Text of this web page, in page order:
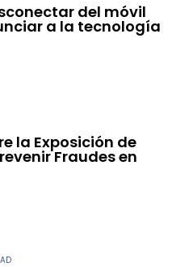
del móvil
a la tecnología
la Exposición de
Fraudes en